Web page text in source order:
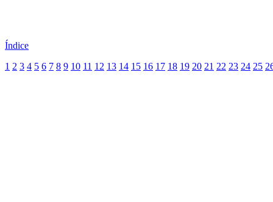
Índice
1 2 3 4 5 6 7 8 9 10 11 12 13 14 15 16 17 18 19 20 21 22 23 24 25